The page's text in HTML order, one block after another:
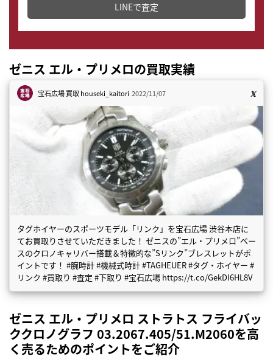
LINEで査定
ゼニス エル・プリメロの買取実績
宝石広場 買取houseki_kaitori 2022/11/07
タグホイヤーのスポーツモデル「リンク」を宝石広場 渋谷本店に
てお買取りさせていただきました！ ゼニスの”エル・プリメロ”ベー
スのクロノキャリバー搭載＆特徴的な”Sリンク”ブレスレットがポ
イントです！ #腕時計 #機械式時計 #TAGHEUER #タグ・ホイヤー #
リンク #買取り #査定 #下取り #宝石広場 https://t.co/GekDI6HL8V
ゼニス エル・プリメロ ストラトス フライバッ
ククロノグラフ 03.2067.405/51.M2060を高
く売るためのポイントをご紹介